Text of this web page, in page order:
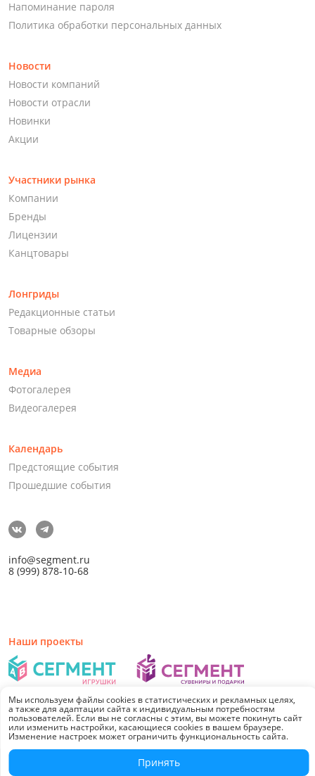
Напоминание пароля
Политика обработки персональных данных
Новости
Новости компаний
Новости отрасли
Новинки
Акции
Участники рынка
Компании
Бренды
Лицензии
Канцтовары
Лонгриды
Редакционные статьи
Товарные обзоры
Медиа
Фотогалерея
Видеогалерея
Календарь
Предстоящие события
Прошедшие события
info@segment.ru
8 (999) 878-10-68
Наши проекты
© 2026 СЕГМЕНТ. Все права защищены. 0.21076
Мы используем файлы cookies в статистических и рекламных целях,
а также для адаптации сайта к индивидуальным потребностям
пользователей. Если вы не согласны с этим, вы можете покинуть сайт
или изменить настройки, касающиеся cookies в вашем браузере.
Изменение настроек может ограничить функциональность сайта.
Принять